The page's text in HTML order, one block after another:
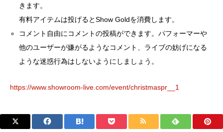
きます。
有料アイテムは投げるとShow Goldを消費します。
コメント自由にコメントの投稿ができます。パフォーマーや
他のユーザーが嫌がるようなコメント、ライブの妨げになる
ような迷惑行為はしないようにしましょう。
https://www.showroom-live.com/event/christmaspr__1